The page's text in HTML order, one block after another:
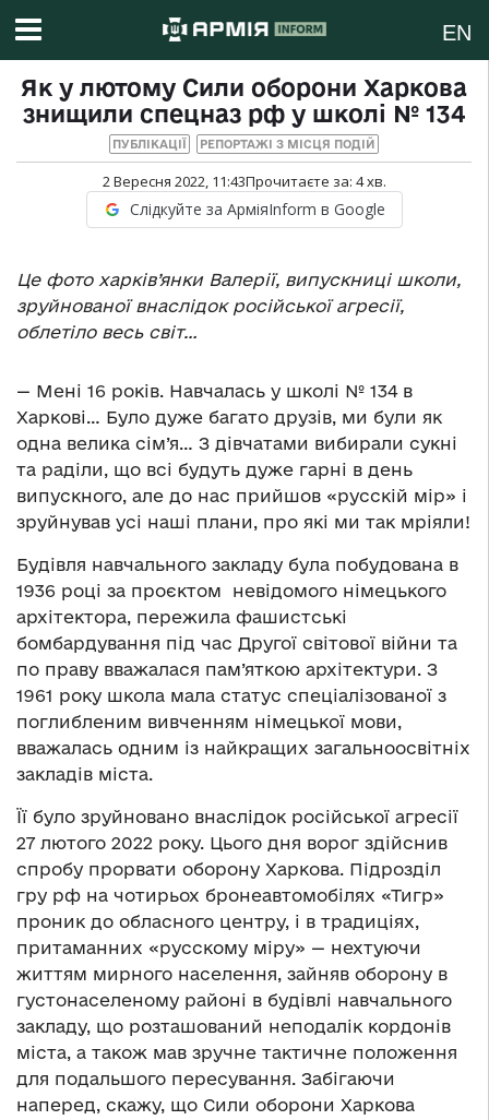
EN
Як у лютому Сили оборони Харкова
знищили спецназ рф у школі № 134
ПУБЛІКАЦІЇ РЕПОРТАЖІ З МІСЦЯ ПОДІЙ
2 Вересня 2022, 11:43Прочитаєте за: 4хв.
Слідкуйте за АрміяInform в Google
Це фото харків’янки Валерії, випускниці школи,
зруйнованої внаслідок російської агресії,
облетіло весь світ…
— Мені 16 років. Навчалась у школі № 134 в
Харкові… Було дуже багато друзів, ми були як
одна велика сім’я… З дівчатами вибирали сукні
та раділи, що всі будуть дуже гарні в день
випускного, але до нас прийшов «русскій мір» і
зруйнував усі наші плани, про які ми так мріяли!
Будівля навчального закладу була побудована в
1936 році за проєктом невідомого німецького
архітектора, пережила фашистські
бомбардування під час Другої світової війни та
по праву вважалася пам’яткою архітектури. З
1961 року школа мала статус спеціалізованої з
поглибленим вивченням німецької мови,
вважалась одним із найкращих загальноосвітніх
закладів міста.
Її було зруйновано внаслідок російської агресії
27 лютого 2022 року. Цього дня ворог здійснив
спробу прорвати оборону Харкова. Підрозділ
гру рф на чотирьох бронеавтомобілях «Тигр»
проник до обласного центру, і в традиціях,
притаманних «русскому міру» — нехтуючи
життям мирного населення, зайняв оборону в
густонаселеному районі в будівлі навчального
закладу, що розташований неподалік кордонів
міста, а також мав зручне тактичне положення
для подальшого пересування. Забігаючи
наперед, скажу, що Сили оборони Харкова